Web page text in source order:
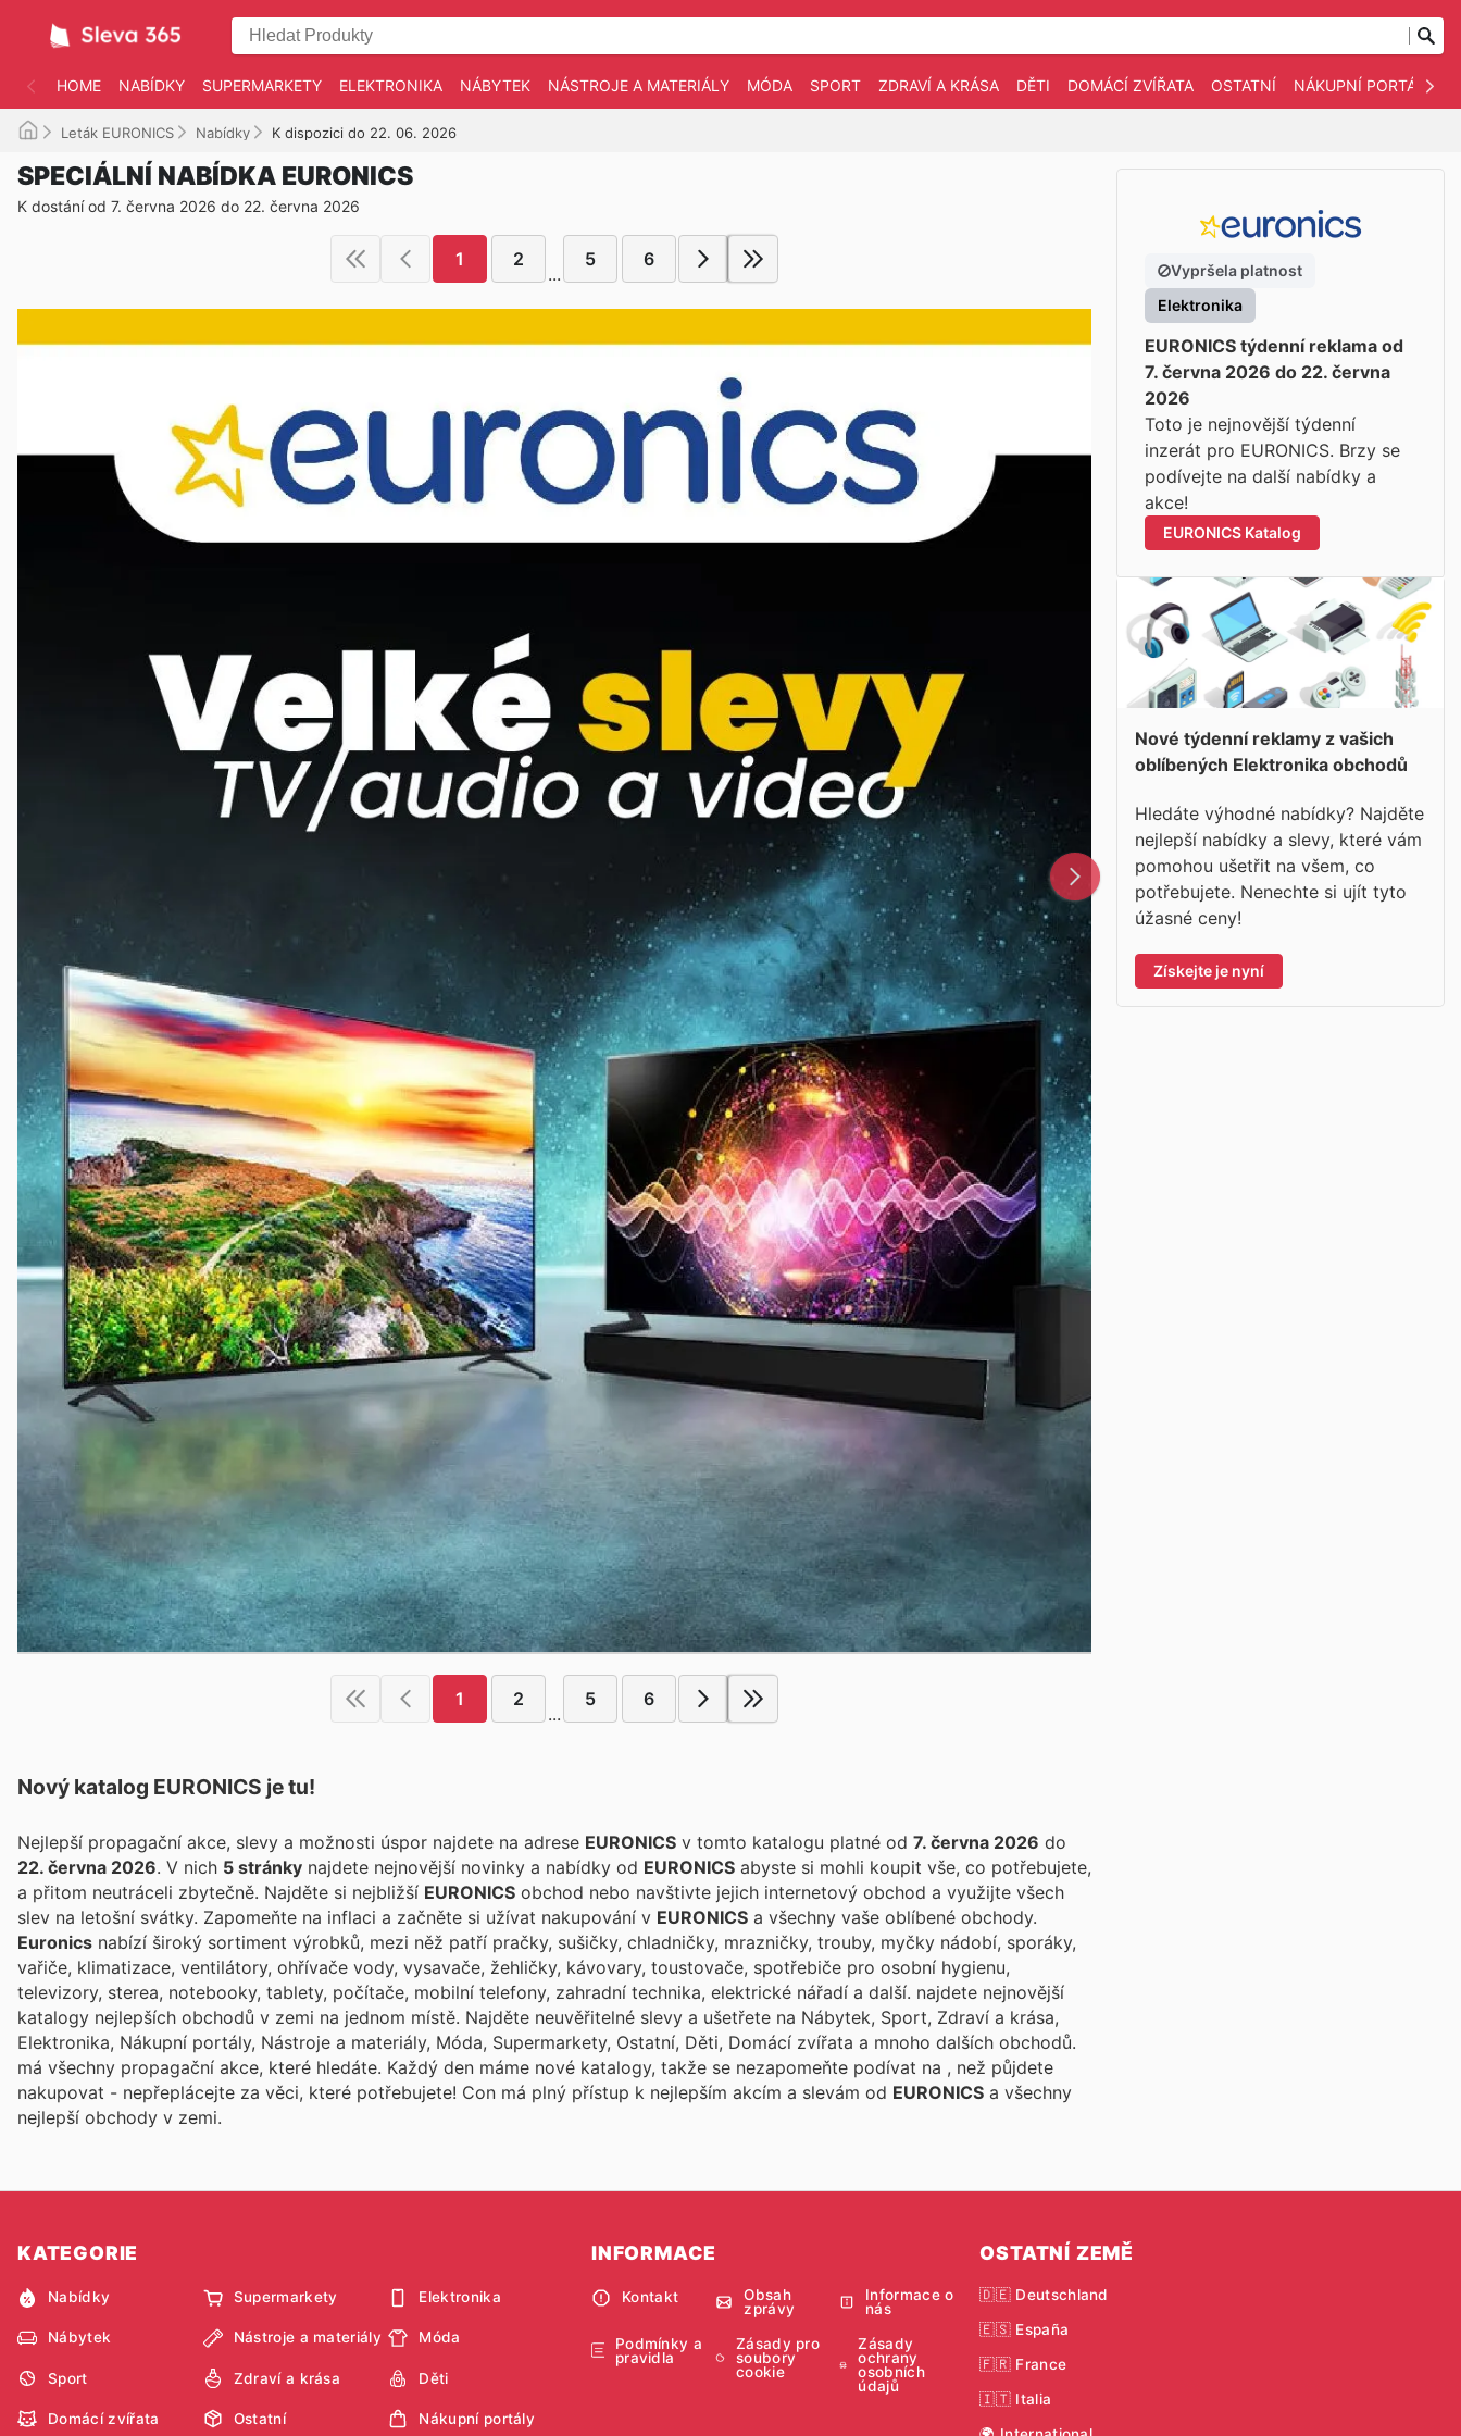
HOME NABÍDKY SUPERMARKETY ELEKTRONIKA NÁBYTEK NÁSTROJE A MATERIÁLY MÓDA SPORT ZDRAVÍ A KRÁSA DĚTI DOMÁCÍ ZVÍŘATA OSTATNÍ NÁKUPNÍ PORTÁLY
Leták EURONICS Nabídky K dispozici do 22. 06. 2026
SPECIÁLNÍ NABÍDKA EURONICS
K dostání od 7. června 2026 do 22. června 2026
1 2
...
5 6
1 2
...
5 6
Nový katalog EURONICS je tu!
Nejlepší propagační akce, slevy a možnosti úspor najdete na adrese EURONICS v tomto katalogu platné od 7. června 2026 do
22. června 2026 . V nich 5 stránky najdete nejnovější novinky a nabídky od EURONICS abyste si mohli koupit vše, co potřebujete,
a přitom neutráceli zbytečně. Najděte si nejbližší EURONICS obchod nebo navštivte jejich internetový obchod a využijte všech
slev na letošní svátky. Zapomeňte na inflaci a začněte si užívat nakupování v EURONICS a všechny vaše oblíbené obchody.
Euronics nabízí široký sortiment výrobků, mezi něž patří pračky, sušičky, chladničky, mrazničky, trouby, myčky nádobí, sporáky,
vařiče, klimatizace, ventilátory, ohřívače vody, vysavače, žehličky, kávovary, toustovače, spotřebiče pro osobní hygienu,
televizory, sterea, notebooky, tablety, počítače, mobilní telefony, zahradní technika, elektrické nářadí a další. najdete nejnovější
katalogy nejlepších obchodů v zemi na jednom místě. Najděte neuvěřitelné slevy a ušetřete na Nábytek, Sport, Zdraví a krása,
Elektronika, Nákupní portály, Nástroje a materiály, Móda, Supermarkety, Ostatní, Děti, Domácí zvířata a mnoho dalších obchodů.
má všechny propagační akce, které hledáte. Každý den máme nové katalogy, takže se nezapomeňte podívat na , než půjdete
nakupovat - nepřeplácejte za věci, které potřebujete! Con má plný přístup k nejlepším akcím a slevám od EURONICS a všechny
nejlepší obchody v zemi.
Vypršela platnost
Elektronika
EURONICS týdenní reklama od
7. června 2026 do 22. června
2026
Toto je nejnovější týdenní
inzerát pro EURONICS. Brzy se
podívejte na další nabídky a
akce!
EURONICS Katalog
Nové týdenní reklamy z vašich
oblíbených Elektronika obchodů
Hledáte výhodné nabídky? Najděte
nejlepší nabídky a slevy, které vám
pomohou ušetřit na všem, co
potřebujete. Nenechte si ujít tyto
úžasné ceny!
Získejte je nyní
KATEGORIE
Nabídky Supermarkety Elektronika
Nábytek Nástroje a materiály Móda
Sport Zdraví a krása Děti
Domácí zvířata Ostatní Nákupní portály
INFORMACE
Kontakt
Obsah
zprávy
Informace o
nás
Podmínky a
pravidla
Zásady pro
soubory
cookie
Zásady
ochrany
osobních
údajů
OSTATNÍ ZEMĚ
🇩🇪 Deutschland
🇪🇸 España
🇫🇷 France
🇮🇹 Italia